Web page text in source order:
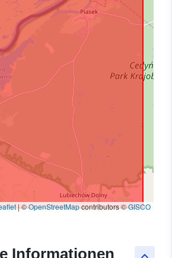
|©OpenStreetMapcontributors ©GISCO
Informationen